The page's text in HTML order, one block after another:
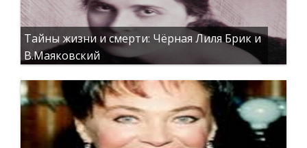
Тайны жизни и смерти: Чёрная Лиля Брик и
В.Маяковский